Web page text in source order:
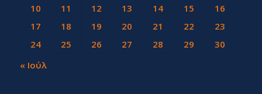
10
11 12 13 14 15
16
17
18 19 20 21 22
23
24
25 26 27 28 29
30
31
« Ιούλ